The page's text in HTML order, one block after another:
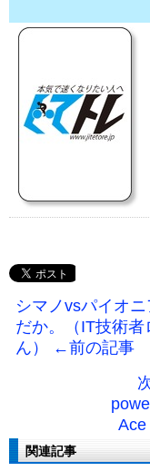
シマノvsパイオ
だか。（IT技術者
ん） ←前の記事
Ace
関連記事